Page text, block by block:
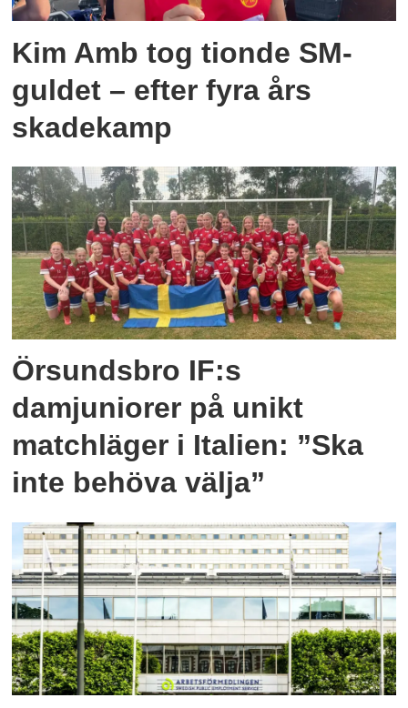
Kim Amb tog tionde SM-
guldet – efter fyra års
skadekamp
Örsundsbro IF:s
damjuniorer på unikt
matchläger i Italien: ”Ska
inte behöva välja”